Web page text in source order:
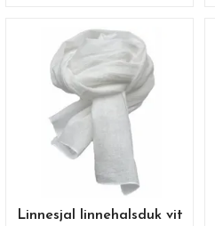
Linnesjal linnehalsduk vit